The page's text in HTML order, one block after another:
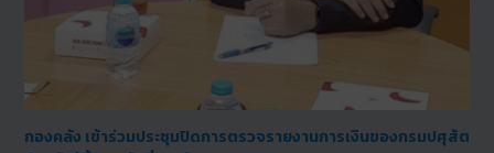
การประชุมสัมมนาการเพิ่มประสิทธิภาพงานยุทธศาสตร์ กรมปศุสัตว์